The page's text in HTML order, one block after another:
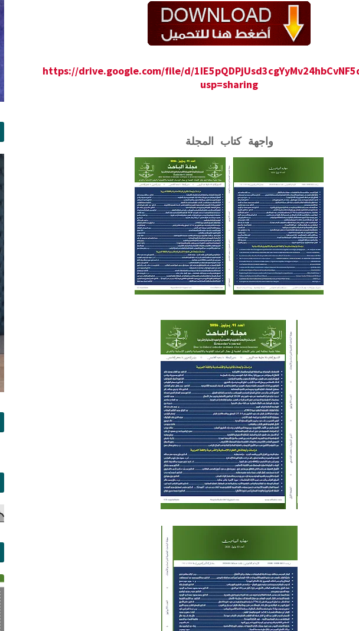
https://drive.google.com/file/d/
usp=sharing
واجهة كتاب المجلة